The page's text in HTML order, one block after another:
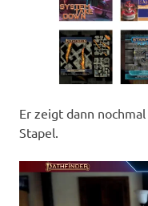
Er zeigt dann
Stapel.